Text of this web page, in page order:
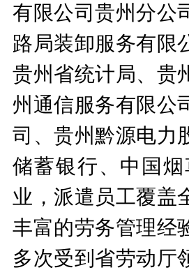
有限公司贵州分公
路局装卸服务有限
贵州省统计局、贵
州通信服务有限公
司、贵州黔源电力
储蓄银行、中国
业，派遣员工覆盖
丰富的劳务管理经
多次受到省劳动厅